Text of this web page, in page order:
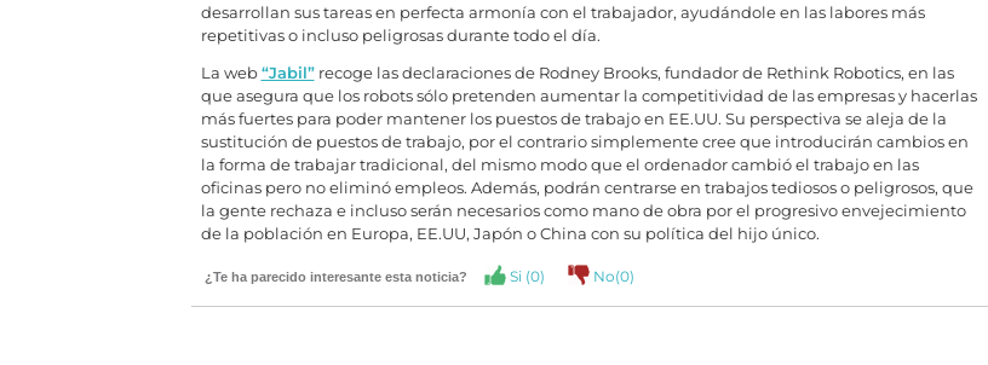
desarrollan sus tareas en perfecta armonía con el trabajador, ayudándole en las labores más
repetitivas o incluso peligrosas durante todo el día.
La web “Jabil”recoge las declaraciones de Rodney Brooks, fundador de Rethink Robotics, en las
que asegura que los robots sólo pretenden aumentar la competitividad de las empresas y hacerlas
más fuertes para poder mantener los puestos de trabajo en EE.UU. Su perspectiva se aleja de la
sustitución de puestos de trabajo, por el contrario simplemente cree que introducirán cambios en
la forma de trabajar tradicional, del mismo modo que el ordenador cambió el trabajo en las
oficinas pero no eliminó empleos. Además, podrán centrarse en trabajos tediosos o peligrosos, que
la gente rechaza e incluso serán necesarios como mano de obra por el progresivo envejecimiento
de la población en Europa, EE.UU, Japón o China con su política del hijo único.
¿Te ha parecido interesante esta noticia? Si (0) No(0)